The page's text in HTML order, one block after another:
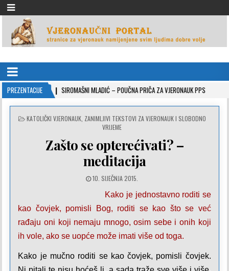
VJERONAUČNI PORTAL
PREZENTACIJE
10-26 SIROMAŠNI MLADIĆ – POUČNA PRIČA ZA VJERONAUK PPS 2021-
POSTED
KATOLIČKI VJERONAUK, ZANIMLJIVI TEKSTOVI ZA VJERONAUK I SLOBODNO
VRIJEME
Zašto se opterećivati? –
meditacija
10. SIJEČNJA 2015.
Kako je jednostavno roditi se
kao čovjek, pomisli Bog, roditi se kao što se već
rađaju oni koji nemaju mnogo, osim sebe i onih koji
ih vole, ako se uopće može imati više od toga.
Kako je mučno roditi se kao čovjek, pomisli čovjek.